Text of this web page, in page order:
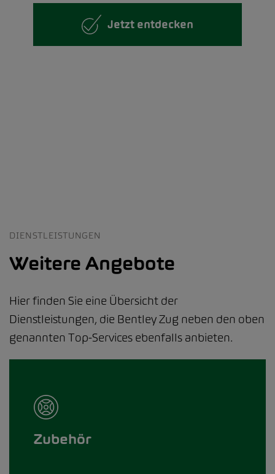
Jetzt entdecken
DIENSTLEISTUNGEN
Weitere Angebote
Hier finden Sie eine Übersicht der
Dienstleistungen, die Bentley Zug neben den oben
genannten Top-Services ebenfalls anbieten.
Zubehör